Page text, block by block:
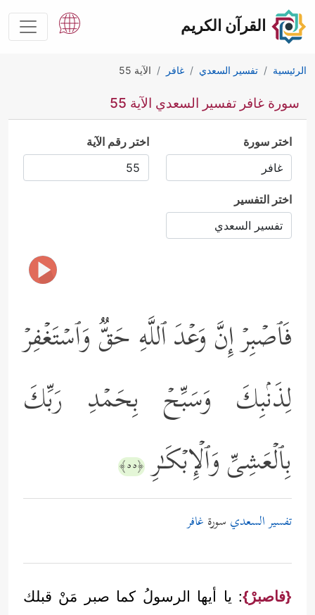
القرآن الكريم
الرئيسية تفسير السعدي غافر الآية 55
سورة غافر تفسير السعدي الآية 55
اختر سورة اختر رقم الآية
اختر التفسير
فَٱصۡبِرۡ إِنَّ وَعۡدَ ٱللَّهِ حَقࣱّ وَٱسۡتَغۡفِرۡ
لِذَنۢبِكَ وَسَبِّحۡ بِحَمۡدِ رَبِّكَ
بِٱلۡعَشِیِّ وَٱلۡإِبۡكَـٰرِ ﴿٥٥﴾
تفسير السعدي سورة غافر
{فاصبرْ}: يا أيها الرسولُ كما صبر مَنْ قبلك